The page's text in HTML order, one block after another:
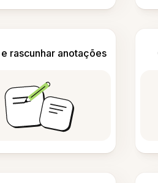
rascunhar anotações